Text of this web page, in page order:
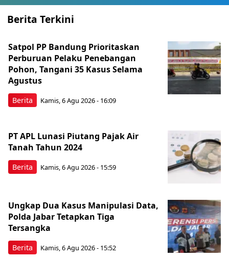
Berita Terkini
Berita
Satpol PP Bandung Prioritaskan
Perburuan Pelaku Penebangan
Pohon, Tangani 35 Kasus Selama
Agustus
Kamis, 6 Agu 2026 - 16:09
Berita
PT APL Lunasi Piutang Pajak Air
Tanah Tahun 2024
Kamis, 6 Agu 2026 - 15:59
Berita
Ungkap Dua Kasus Manipulasi Data,
Polda Jabar Tetapkan Tiga
Tersangka
Kamis, 6 Agu 2026 - 15:52